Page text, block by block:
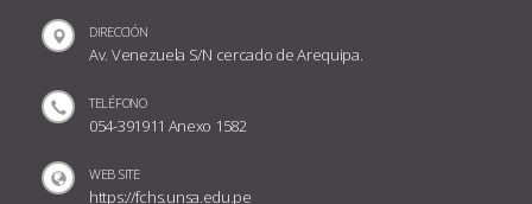
DIRECCIÓN
Av. Venezuela S/N cercado de Arequipa.
TELÉFONO
054-391911 Anexo 1582
WEB SITE
https://fchs.unsa.edu.pe